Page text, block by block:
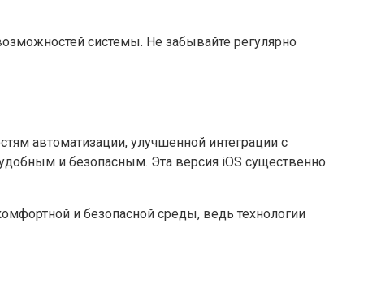
системы. Не забывайте регулярно
автоматизации, улучшенной интеграции с
и безопасным. Эта версия iOS существенно
и безопасной среды, ведь технологии